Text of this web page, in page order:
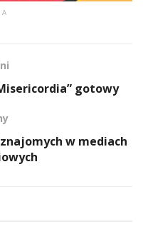
gotowy
w mediach